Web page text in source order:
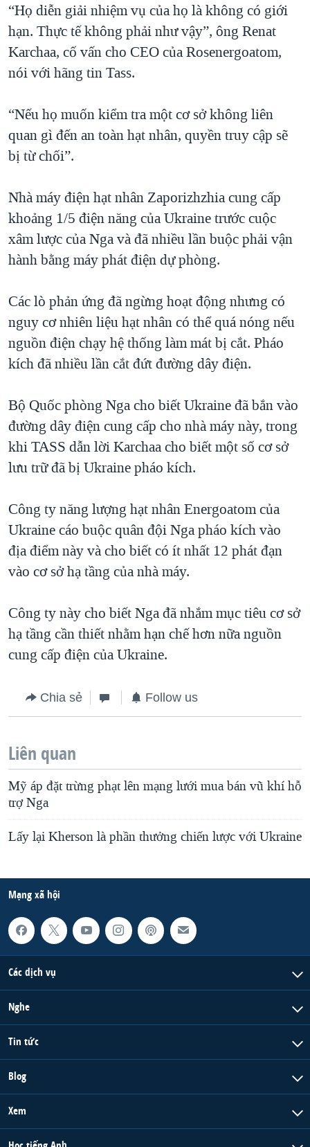
“Họ diễn giải nhiệm vụ của họ là không có giới
hạn. Thực tế không phải như vậy”, ông Renat
Karchaa, cố vấn cho CEO của Rosenergoatom,
nói với hãng tin Tass.
“Nếu họ muốn kiểm tra một cơ sở không liên
quan gì đến an toàn hạt nhân, quyền truy cập sẽ
bị từ chối”.
Nhà máy điện hạt nhân Zaporizhzhia cung cấp
khoảng 1/5 điện năng của Ukraine trước cuộc
xâm lược của Nga và đã nhiều lần buộc phải vận
hành bằng máy phát điện dự phòng.
Các lò phản ứng đã ngừng hoạt động nhưng có
nguy cơ nhiên liệu hạt nhân có thể quá nóng nếu
nguồn điện chạy hệ thống làm mát bị cắt. Pháo
kích đã nhiều lần cắt đứt đường dây điện.
Bộ Quốc phòng Nga cho biết Ukraine đã bắn vào
đường dây điện cung cấp cho nhà máy này, trong
khi TASS dẫn lời Karchaa cho biết một số cơ sở
lưu trữ đã bị Ukraine pháo kích.
Công ty năng lượng hạt nhân Energoatom của
Ukraine cáo buộc quân đội Nga pháo kích vào
địa điểm này và cho biết có ít nhất 12 phát đạn
vào cơ sở hạ tầng của nhà máy.
Công ty này cho biết Nga đã nhắm mục tiêu cơ sở
hạ tầng cần thiết nhằm hạn chế hơn nữa nguồn
cung cấp điện của Ukraine.
Chia sẻ Follow us
Liên quan
Mỹ áp đặt trừng phạt lên mạng lưới mua bán vũ khí hỗ
trợ Nga
Lấy lại Kherson là phần thưởng chiến lược với Ukraine
Mạng xã hội
Các dịch vụ
Nghe
Tin tức
Blog
Xem